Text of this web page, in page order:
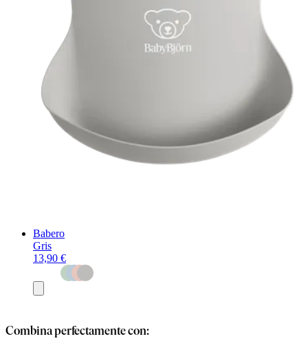
Babero
Gris
13,90 €
al
Combina perfectamente con: